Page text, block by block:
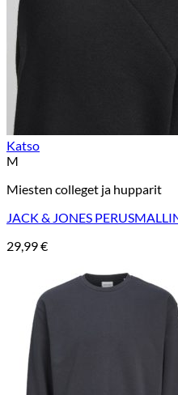
Katso
M
Miesten colleget ja hupparit
JACK & JONES
29,99€